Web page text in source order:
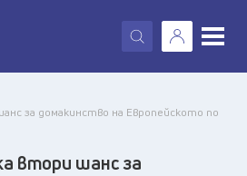
X
за домакинство на Европейското по
втори шанс за